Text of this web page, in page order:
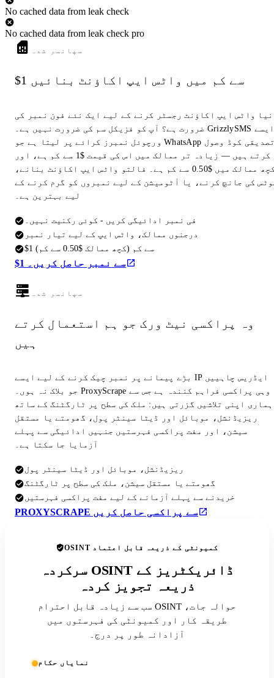
No cached data from leak check
No cached data from leak check pro
سپانسر شدہ
$1 سے کم میں واٹس ایپ اکاؤنٹ بنائیں
نیا واٹس ایپ اکاؤنٹ رجسٹر کرنے کے لیے ایک نئے فون نمبر کی
ضرورت ہے؟ آپ کو فزیکل سم کی ضرورت نہیں ہے۔ GrizzlySMS ایسے
ورچوئل نمبرز کرائے پر لیتا ہے جو WhatsApp تصدیقی کوڈ وصول
کرتے ہیں — زیادہ تر ممالک میں اس کی قیمت $1 سے کم ہے، اور
کچھ ممالک میں $0.50 سے کم ہے۔ فالتو واٹس ایپ اکاؤنٹ بنانے،
کی جانچ کرنے، یا آٹومیشن کے لیے نمبروں کو گرم کرنے کے
لیے بہترین ہے۔
فی نمبر ادائیگی کریں - کوئی رکنیت نہیں۔
درجنوں ممالک، واٹس ایپ کے لیے تیار نمبر
$1 سے کم (کچھ ممالک $0.50 سے کم)
$1 سے نمبر حاصل کریں۔
سپانسر شدہ
وہ پراکسی نیٹ ورک جو ہم استعمال کرتے
ہیں
بڑے پیمانے پر نمبر چیک کرنے کے لیے ایسے IP ایڈریس چاہییں
جو بلاک نہ ہوں۔ ProxyScrape وہی پراکسی فراہم کنندہ ہے جس سے
ہماری اپنی تلاشیں گزرتی ہیں: ملک کی سطح پر ٹارگٹنگ کے ساتھ
ریزیڈنشل، موبائل اور ڈیٹا سینٹر پول، گھومتے یا مستقل
سیشن، اور مفت پراکسی فہرستیں جنہیں ادائیگی سے پہلے
آزمایا جا سکتا ہے۔
ریزیڈنشل، موبائل اور ڈیٹا سینٹر پول
گھومتے یا مستقل سیشن، ملک کی سطح پر ٹارگٹنگ
خریدنے سے پہلے آزمانے کے لیے مفت پراکسی فہرستیں
PROXYSCRAPE سے پراکسی حاصل کریں
OSINT کمیونٹی کے ذریعہ قابل اعتماد
سرکردہ OSINT ڈائریکٹریز کے
ذریعہ تجویز کردہ
سب سے زیادہ قابل احترام OSINT حوالہ جات،
طریقہ کار اور کمیونٹی کی فہرستوں میں
آزادانہ طور پر درج۔
نمایاں حکام